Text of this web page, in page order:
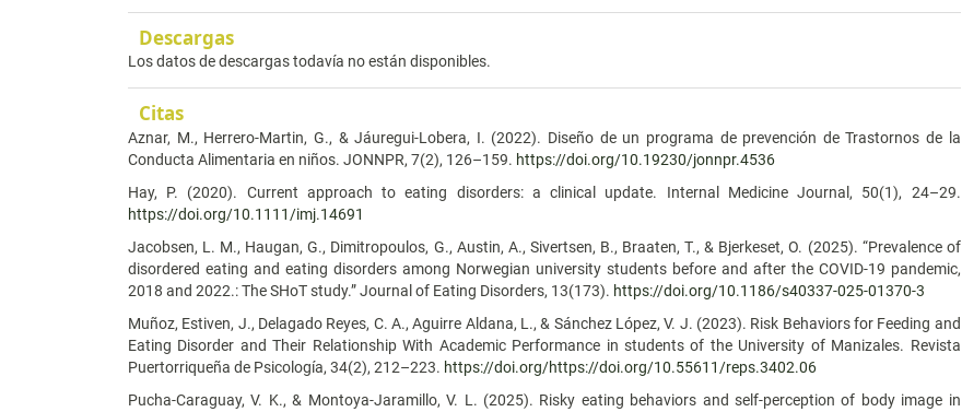
Descargas
Los datos de descargas todavía no están disponibles.
Citas
Aznar, M., Herrero-Martin, G., & Jáuregui-Lobera, I. (2022). Diseño de un programa de prevención de Trastornos de la
Conducta Alimentaria en niños. JONNPR, 7(2), 126–159. https://doi.org/10.19230/jonnpr.4536
Hay, P. (2020). Current approach to eating disorders: a clinical update. Internal Medicine Journal, 50(1), 24–29.
https://doi.org/10.1111/imj.14691
Jacobsen, L. M., Haugan, G., Dimitropoulos, G., Austin, A., Sivertsen, B., Braaten, T., & Bjerkeset, O. (2025). “Prevalence of
disordered eating and eating disorders among Norwegian university students before and after the COVID-19 pandemic,
2018 and 2022.: The SHoT study.” Journal of Eating Disorders, 13(173). https://doi.org/10.1186/s40337-025-01370-3
Muñoz, Estiven, J., Delagado Reyes, C. A., Aguirre Aldana, L., & Sánchez López, V. J. (2023). Risk Behaviors for Feeding and
Eating Disorder and Their Relationship With Academic Performance in students of the University of Manizales. Revista
Puertorriqueña de Psicología, 34(2), 212–223. https://doi.org/https://doi.org/10.55611/reps.3402.06
Pucha-Caraguay, V. K., & Montoya-Jaramillo, V. L. (2025). Risky eating behaviors and self-perception of body image in